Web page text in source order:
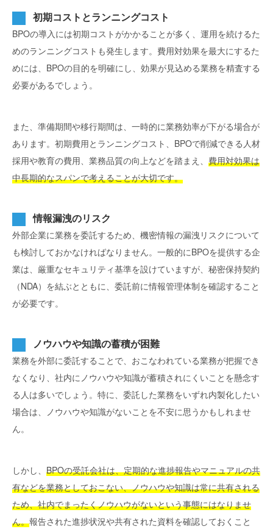
初期コストとランニングコスト
BPOの導入には初期コストがかかることが多く、運用を続けるた
めのランニングコストも発生します。費用対効果を最大にするた
めには、BPOの目的を明確にし、効果が見込める業務を精査する
必要があるでしょう。
また、準備期間や移行期間は、一時的に業務効率が下がる場合が
あります。初期費用とランニングコスト、BPOで削減できる人材
採用や教育の費用、業務品質の向上などを踏まえ、 費用対効果は
中長期的なスパンで考えることが大切です。
情報漏洩のリスク
外部企業に業務を委託するため、機密情報の漏洩リスクについて
も検討しておかなければなりません。一般的にBPOを提供する企
業は、厳重なセキュリティ基準を設けていますが、秘密保持契約
（NDA）を結ぶとともに、委託前に情報管理体制を確認すること
が必要です。
ノウハウや知識の蓄積が困難
業務を外部に委託することで、おこなわれている業務が把握でき
なくなり、社内にノウハウや知識が蓄積されにくいことを懸念す
る人は多いでしょう。特に、委託した業務をいずれ内製化したい
場合は、ノウハウや知識がないことを不安に思うかもしれませ
ん。
しかし、 BPOの受託会社は、定期的な進捗報告やマニュアルの共
有などを業務としておこない、ノウハウや知識は常に共有される
ため、社内でまったくノウハウがないという事態にはなりませ
ん。報告された進捗状況や共有された資料を確認しておくこと